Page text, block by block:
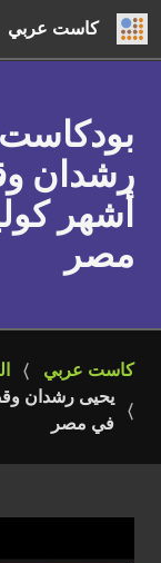
كاست عربي
بودكاست
رشدان
أشهر
مصر
كاست عربي
يحيى رشدان
في مصر